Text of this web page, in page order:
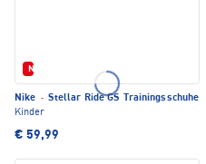
Neu
Nike · Stellar Ride GS Trainingsschuhe
Kinder
€ 59,99